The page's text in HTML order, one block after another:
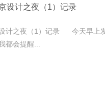
设计之夜（1）记录
计之夜（1）记录 今天早上
都会提醒...